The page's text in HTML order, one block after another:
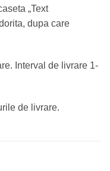
„Text
dupa care
Interval de livrare 1-
de livrare.